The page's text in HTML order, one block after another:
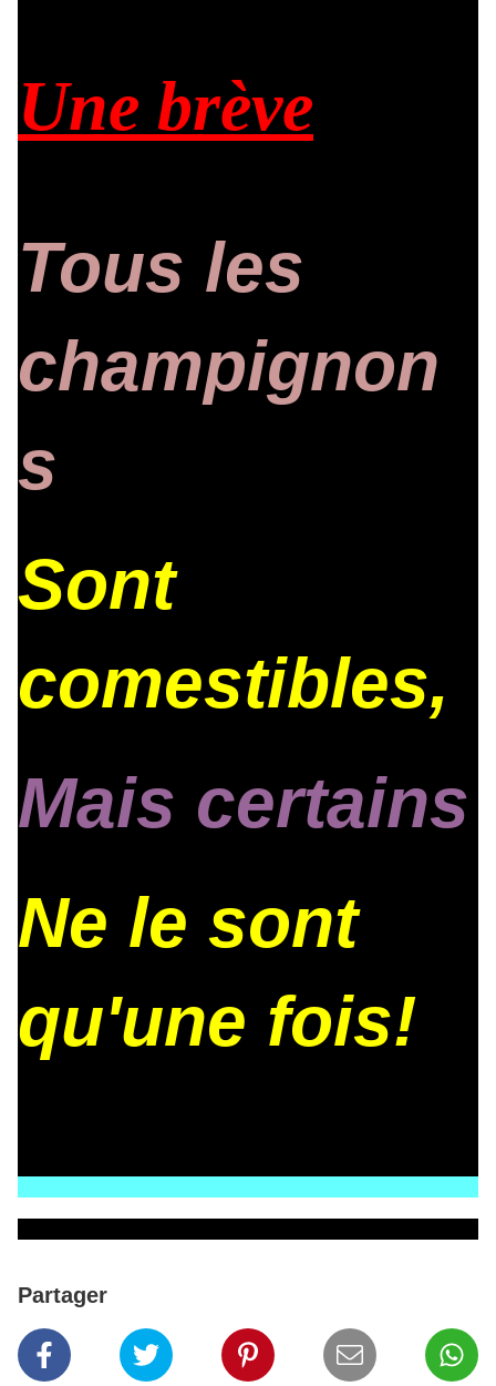
Une brève
Tous les
champignon
s
Sont
comestibles,
Mais certains
Ne le sont
qu'une fois!
Partager